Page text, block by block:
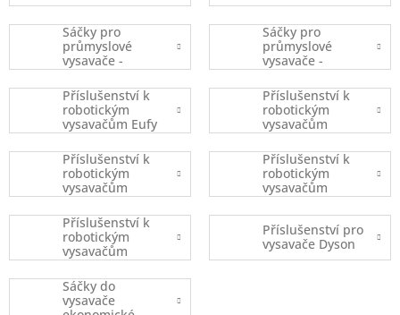
Sáčky pro
průmyslové
vysavače -
kusový prodej
Sáčky pro
průmyslové
vysavače -
balené
Příslušenství k
robotickým
vysavačům Eufy
Robovac
Příslušenství k
robotickým
vysavačům
iRobot
Příslušenství k
robotickým
vysavačům
Xiaomi
Příslušenství k
robotickým
vysavačům
Ecovacs
Příslušenství k
robotickým
vysavačům
(ostatní značky)
Příslušenství pro
vysavače Dyson
Sáčky do
vysavače